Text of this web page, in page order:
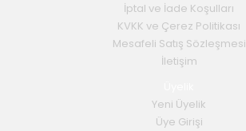
İptal ve İade Koşulları
KVKK ve Çerez Politikası
Mesafeli Satış Sözleşmesi
İletişim
Yeni Üyelik
Üye Girişi